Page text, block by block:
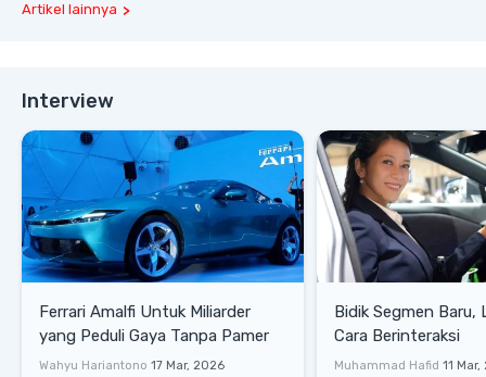
Artikel lainnya
Interview
Ferrari Amalfi Untuk Miliarder
yang Peduli Gaya Tanpa Pamer
Wahyu Hariantono 17 Mar, 2026
Bidik Segmen Baru,
Cara Berinteraksi
Muhammad Hafid 11